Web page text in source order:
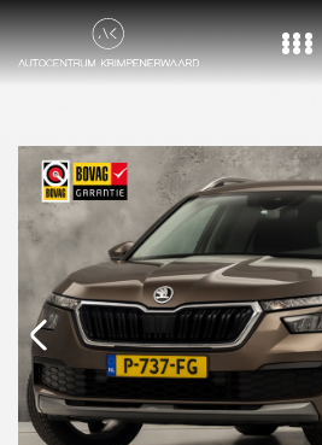
Aanbod
Diensten
Over ons
Vacature
Contact